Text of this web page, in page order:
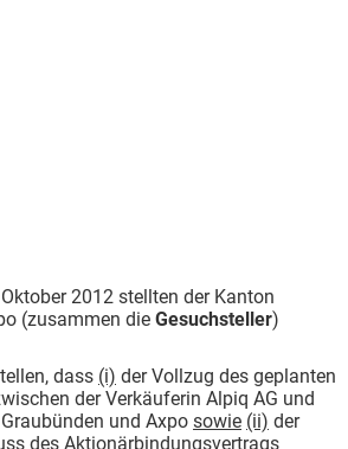
2012 stellten der Kanton
(zusammen die Gesuchsteller)
dass (i) der Vollzug des geplanten
der Verkäuferin Alpiq AG und
und Axpo sowie (ii) der
des Aktionärbindungsvertrags